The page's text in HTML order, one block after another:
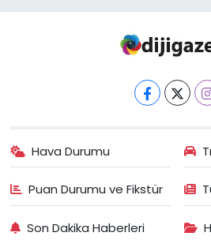
Hava Durumu
Puan Durumu ve Fikstür
Son Dakika Haberleri